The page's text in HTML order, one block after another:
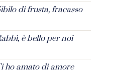
di frusta, fracasso
è bello per noi
ho amato di amore